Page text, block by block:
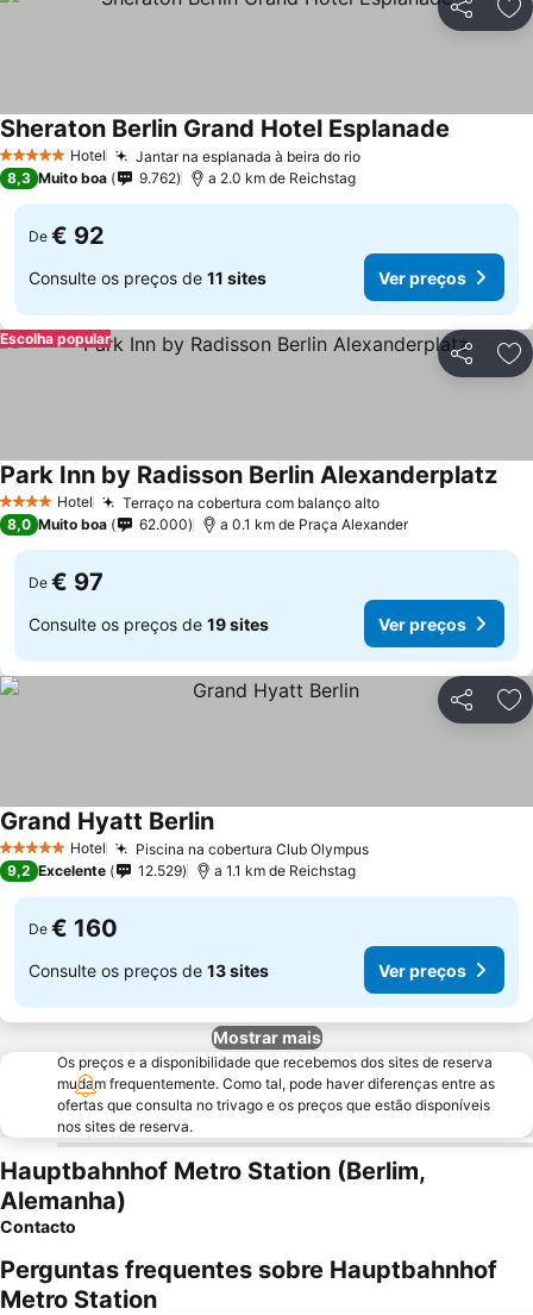
Partilhar
5 Estrelas Hotel Jantar na esplanada à beira do rio
Sheraton Berlin Grand Hotel Esplanade
8,3 Muito boa 9.762 a 2.0 km de Reichstag
De € 92
Consulte os preços de 11 sites Ver preços
Partilhar
Escolha popular
4 EstrelasHotel Terraço na cobertura com balanço alto
Park Inn by Radisson Berlin Alexanderplatz
8,0 Muito boa 62.000 a 0.1 km de Praça Alexander
De € 97
Consulte os preços de 19 sites Ver preços
Partilhar
5 Estrelas Hotel Piscina na cobertura Club Olympus
Grand Hyatt Berlin
9,2 Excelente 12.529 a 1.1 km de Reichstag
De € 160
Consulte os preços de 13 sites Ver preços
Mostrar mais
Os preços e a disponibilidade que recebemos dos sites de reserva
mudam frequentemente. Como tal, pode haver diferenças entre as
ofertas que consulta no trivago e os preços que estão disponíveis
nos sites de reserva.
Hauptbahnhof Metro Station (Berlim,
Alemanha)
Contacto
Perguntas frequentes sobre Hauptbahnhof
Metro Station